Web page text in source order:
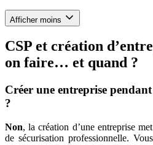
Afficher moins
CSP et création
on faire… et quand ?
Créer une entreprise pendant
?
Non, la création d’une entreprise
de sécurisation professionnelle.